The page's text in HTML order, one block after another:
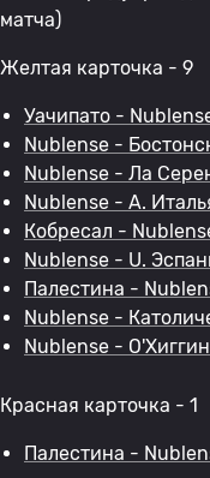
матча)
Желтая карточка - 9
Уачипато -
Nublense -
Nublense - Ла
Nublense - A.
Кобресал -
Nublense - U.
Палестина -
Nublense -
Nublense -
Красная карточка - 1
Палестина -